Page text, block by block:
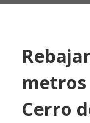
Cerro